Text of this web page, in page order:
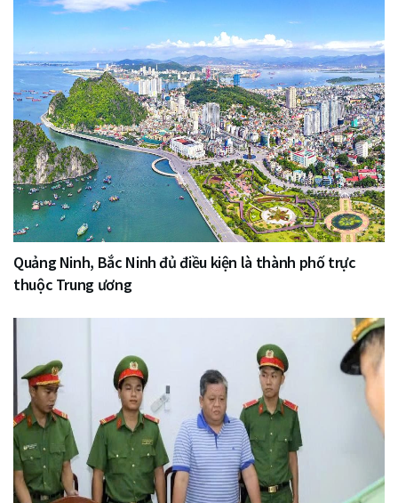
Quảng Ninh, Bắc Ninh đủ điều kiện là thành phố trực
thuộc Trung ương